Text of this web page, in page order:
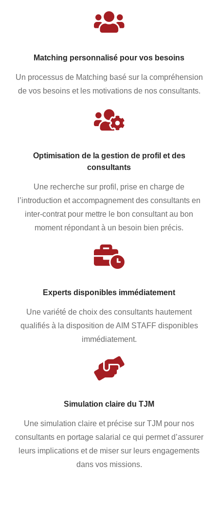
Matching personnalisé pour vos besoins
Un processus de Matching basé sur la compréhension
de vos besoins et les motivations de nos consultants.
Optimisation de la gestion de profil et des
consultants
Une recherche sur profil, prise en charge de
l’introduction et accompagnement des consultants en
inter-contrat pour mettre le bon consultant au bon
moment répondant à un besoin bien précis.
Experts disponibles immédiatement
Une variété de choix des consultants hautement
qualifiés à la disposition de AIM STAFF disponibles
immédiatement.
Simulation claire du TJM
Une simulation claire et précise sur TJM pour nos
consultants en portage salarial ce qui permet d’assurer
leurs implications et de miser sur leurs engagements
dans vos missions.